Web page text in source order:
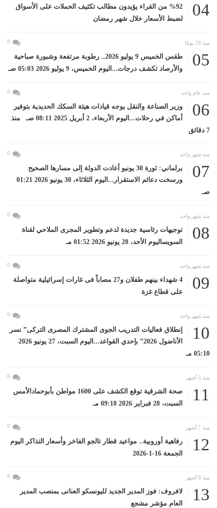
04
%92 من القراء يؤيدون مطالب تكثيف الحملات على الأسواق
لضبط الأسعار خلال شهر رمضان
منذ 28 يومًا 0
05
طقس الخميس 9 يوليو 2026.. رطوبة مرتفعة وشبورة صباحية
والأرصاد تكشف درجات...اليوم الخميس، 9 يوليو 2026 05:03 صـ
منذ عام واحد 0
06
وزير الصناعة والنقل يوجه قيادات هيئة السكك الحديدية بتوفير
أماكن في رحلات...اليوم الأربعاء، 2 أبريل 2025 08:11 صـ منذ
7 دقائق
منذ شهر واحد 0
07
برلماني: ثورة 30 يونيو أعادت الدولة إلى مسارها الصحيح
ورسخت دعائم الاستقرار...اليوم الثلاثاء، 30 يونيو 2026 01:21
صـ
منذ شهر واحد 0
08
توجيهات رئاسية جديدة لدعم وتطوير المجرى الملاحي لقناة
السويساليوم الأحد، 28 يونيو 2026 01:52 مـ
منذ شهر واحد 0
09
4 شهداء بينهم طفلان و27 مصاباً فى غارات إسرائيلية متواصلة
على قطاع غزة
منذ شهر واحد 0
10
إنطلاق فعاليات التدريب الجوى المشترك المصرى التركى” نسر
الأناضول 2026” بإحدي القواعد...اليوم السبت، 27 يونيو 2026
05:10 مـ
منذ 5 أشهر 0
11
صحة الشرقية توقع الكشف على 1600 مواطن بأبوحمادالأمس
السبت، 28 فبراير 2026 09:18 مـ
منذ 7 أشهر 0
12
رفاهية أوروبية.. مواعيد قطار تالجو الفاخر وأسعار التذاكر اليوم
الجمعة 16-1-2026
منذ 8 أشهر 0
13
لافروف: فوز المدير الجديد لليونسكو العنانى بمنصب المدير
العام مؤشر مشجع